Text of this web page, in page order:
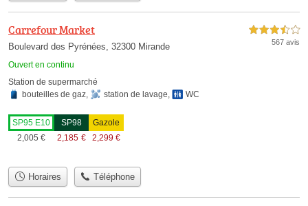
Carrefour Market
Boulevard des Pyrénées, 32300 Mirande
Ouvert en continu
3,5 étoiles sur 5
567 avis
Station de supermarché
bouteilles de gaz, station de lavage, WC
SP95 E10
2,005 €
SP98
2,185 €
Gazole
2,299 €
Horaires Téléphone